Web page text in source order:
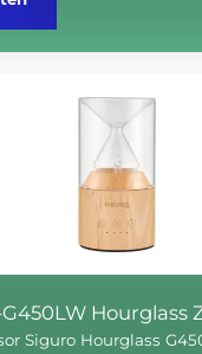
Hourglass
Siguro Hourglass